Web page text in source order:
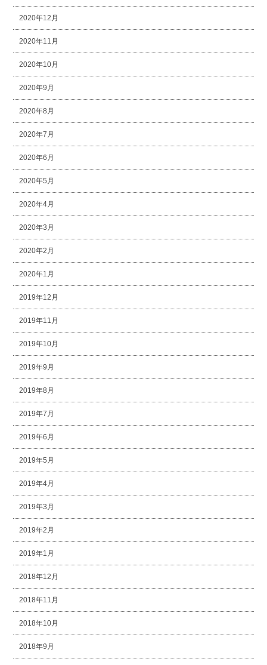
2020年12月
2020年11月
2020年10月
2020年9月
2020年8月
2020年7月
2020年6月
2020年5月
2020年4月
2020年3月
2020年2月
2020年1月
2019年12月
2019年11月
2019年10月
2019年9月
2019年8月
2019年7月
2019年6月
2019年5月
2019年4月
2019年3月
2019年2月
2019年1月
2018年12月
2018年11月
2018年10月
2018年9月